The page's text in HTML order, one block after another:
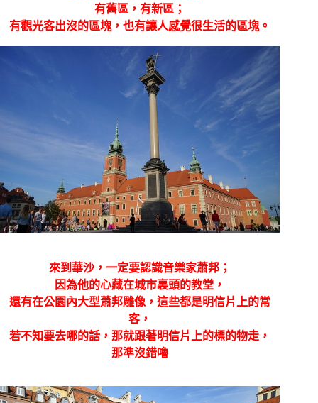
有舊區，有新區；
有觀光客出沒的區塊，也有讓人感覺很生活的區塊。
來到華沙，一定要認識音樂家蕭邦；
因為他的心藏在城市裏頭的教堂，
還有在公園內大型蕭邦雕像，這些都是明信片上的常
客，
若不知要去哪的話，那就跟著明信片上的標的物走，
那準沒錯嚕